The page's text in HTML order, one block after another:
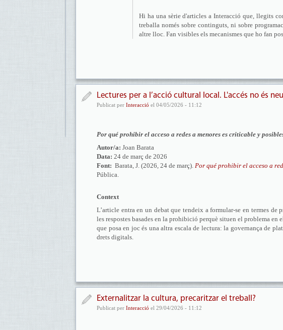
Hi ha una sèrie d'articles a Interacció que, llegits
treballa només sobre continguts, ni sobre
altre lloc. Fan visibles els mecanismes que ho fan
Lectures per a l’acció cultural local. L'accés no és
Publicat per Interacció el 04/05/2026 - 11:12
Por qué prohibir el acceso a redes a menores es criticable y
Autor/a: Joan Barata
Data: 24 de març de 2026
Font: Barata, J. (2026, 24 de març). Por qué prohibir el acceso a
Pública.
Context
L’article entra en un debat que tendeix a formular-se en termes
les respostes basades en la prohibició perquè situen el problema
que posa en joc és una altra escala de lectura: la governança de
drets digitals.
Externalitzar la cultura, precaritzar el treball?
Publicat per Interacció el 29/04/2026 - 11:12